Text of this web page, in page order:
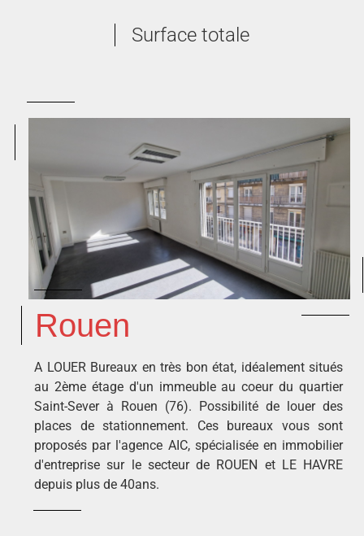
Surface totale
Rouen
A LOUER Bureaux en très bon état, idéalement situés
au 2ème étage d'un immeuble au coeur du quartier
Saint-Sever à Rouen (76). Possibilité de louer des
places de stationnement. Ces bureaux vous sont
proposés par l'agence AIC, spécialisée en immobilier
d'entreprise sur le secteur de ROUEN et LE HAVRE
depuis plus de 40ans.